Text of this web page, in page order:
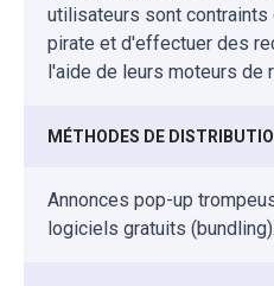
utilisateurs sont
pirate et d'effectuer des
l'aide de leurs moteurs de
MÉTHODES DE
Annonces pop-up
logiciels gratuits (bundling).